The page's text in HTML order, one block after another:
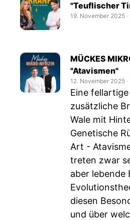
"Teuflischer
19. November 2025 ‧
MÜCKES
"Atavismen"
12. November 2025 ‧
Eine
zusätzliche
Wale mit
Genetische
Art -
treten zwar
aber lebende
diesen
und über